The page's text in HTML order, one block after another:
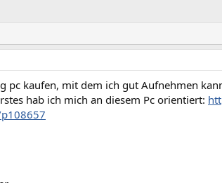
pc kaufen, mit dem ich gut Aufnehmen
hab ich mich an diesem Pc orientiert: